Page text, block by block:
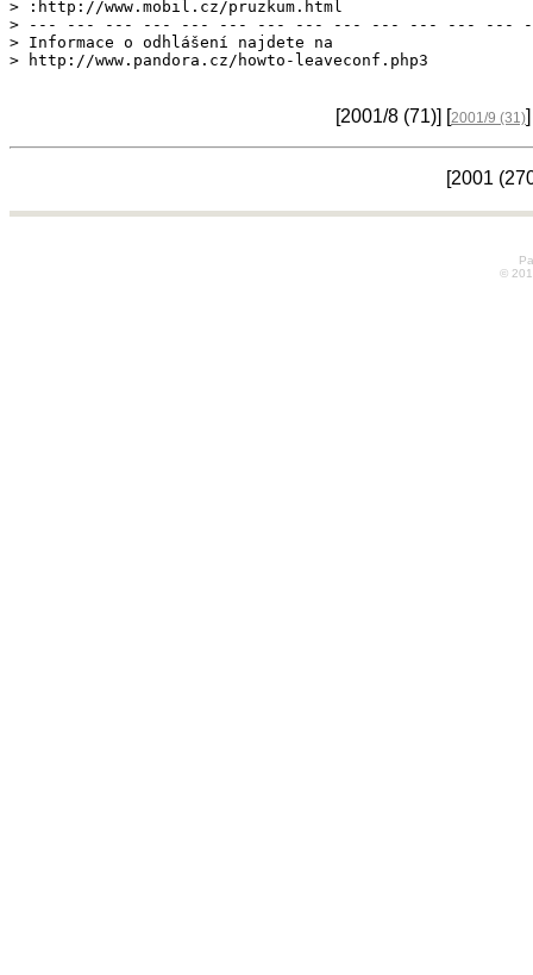
> :http://www.mobil.cz/pruzkum.html
> --- --- --- --- --- --- --- --- --- --- --- --- ---
> Informace o odhlášení najdete na
> http://www.pandora.cz/howto-leaveconf.php3
[2001/8 (71)] [2001/9 (31)
[2001
©